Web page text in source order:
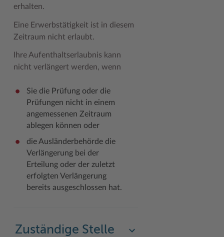
erhalten.
Eine Erwerbstätigkeit ist in diesem
Zeitraum nicht erlaubt.
Ihre Aufenthaltserlaubnis kann
nicht verlängert werden, wenn
Sie die Prüfung oder die
Prüfungen nicht in einem
angemessenen Zeitraum
ablegen können oder
die Ausländerbehörde die
Verlängerung bei der
Erteilung oder der zuletzt
erfolgten Verlängerung
bereits ausgeschlossen hat.
Zuständige Stelle